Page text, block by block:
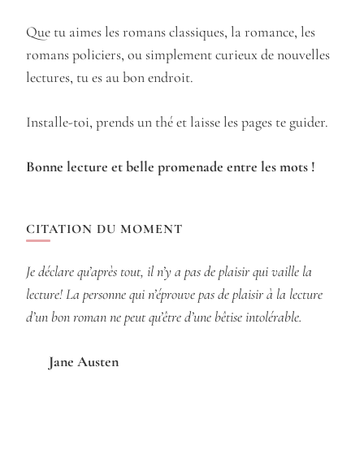
Que tu aimes les romans classiques, la romance, les
romans policiers, ou simplement curieux de nouvelles
lectures, tu es au bon endroit.
Installe-toi, prends un thé et laisse les pages te guider.
Bonne lecture et belle promenade entre les mots !
CITATION DU MOMENT
Je déclare qu’après tout, il n’y a pas de plaisir qui vaille la
lecture! La personne qui n’éprouve pas de plaisir à la lecture
d’un bon roman ne peut qu’être d’une bêtise intolérable.
Jane Austen